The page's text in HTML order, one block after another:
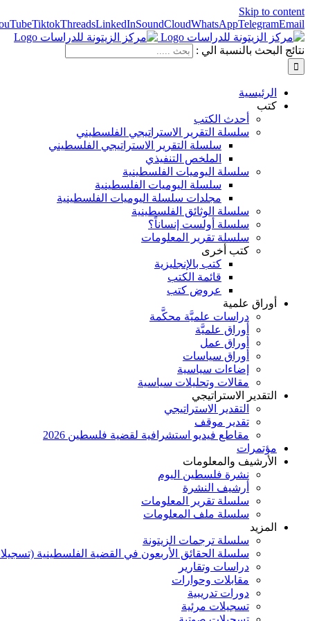
Skip to content
TiktokThreadsLinkedInSoundCloudWhatsAppTelegramEmail
نتائج البحث بالنسبة الي :
الرئيسية
كتب
أحدث الكتب
سلسلة التقرير الاستراتيجي الفلسطيني
سلسلة التقرير الاستراتيجي الفلسطيني
الملخص التنفيذي
سلسلة اليوميات الفلسطينية
سلسلة اليوميات الفلسطينية
مجلدات سلسلة اليوميات الفلسطينية
سلسلة الوثائق الفلسطينية
سلسلة أولست إنساناً؟
سلسلة تقرير المعلومات
كتب أخرى
كتب بالإنجليزية
قائمة الكتب
عروض كتب
أوراق علمية
دراسات علميَّة محكَّمة
أوراق علميَّة
أوراق عمل
أوراق سياسات
إضاءات سياسية
مقالات وتحليلات سياسية
التقدير الاستراتيجي
التقدير الاستراتيجي
تقدير موقف
مقاطع فيديو استشرافية لقضية فلسطين 2026
مؤتمرات
الأرشيف والمعلومات
نشرة فلسطين اليوم
أرشيف النشرة
سلسلة تقرير المعلومات
سلسلة ملف المعلومات
المزيد
سلسلة ترجمات الزيتونة
سلسلة الحقائق الأربعون في القضية الفلسطينية
دراسات وتقارير
مقابلات وحوارات
دورات تدريبية
تسجيلات مرئية